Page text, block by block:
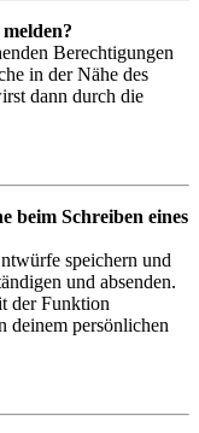
Berechtigungen
in der Nähe des
dann durch die
beim Schreiben eines
speichern und
und absenden.
der Funktion
deinem persönlichen